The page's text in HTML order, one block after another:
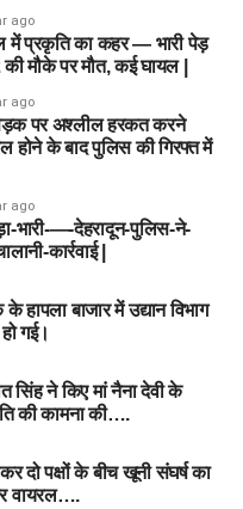
ago
में प्रकृति का कहर — भारी पेड़
मौके पर मौत, कई घायल |
ago
पर अश्लील हरकत करने
होने के बाद पुलिस की गिरफ्त में
ago
भारी-—-देहरादून-पुलिस-ने-
कार्रवाई |
हापला बाजार में उद्यान विभाग
गई।
सिंह ने किए मां नैना देवी के
की कामना की….
दो पक्षों के बीच खूनी संघर्ष का
वायरल….